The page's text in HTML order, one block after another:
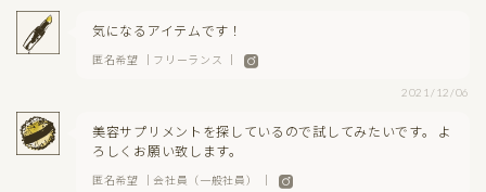
気になるアイテムです！
匿名希望 ｜フリーランス ｜
2021/12/06
美容サプリメントを探しているので試してみたいです。 よ
ろしくお願い致します。
匿名希望 ｜会社員（一般社員） ｜